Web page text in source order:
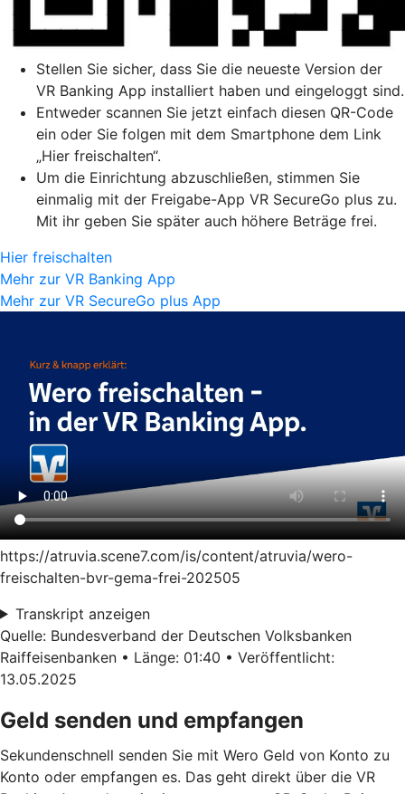
Stellen Sie sicher, dass Sie die neueste Version der
VR Banking App installiert haben und eingeloggt sind.
Entweder scannen Sie jetzt einfach diesen QR-Code
ein oder Sie folgen mit dem Smartphone dem Link
„Hier freischalten“.
Um die Einrichtung abzuschließen, stimmen Sie
einmalig mit der Freigabe-App VR SecureGo plus zu.
Mit ihr geben Sie später auch höhere Beträge frei.
Hier freischalten
Mehr zur VR Banking App
Mehr zur VR SecureGo plus App
https://atruvia.scene7.com/is/content/atruvia/wero-
freischalten-bvr-gema-frei-202505
Transkript anzeigen
Quelle: Bundesverband der Deutschen Volksbanken
Raiffeisenbanken • Länge: 01:40 • Veröffentlicht:
13.05.2025
Geld senden und empfangen
Sekundenschnell senden Sie mit Wero Geld von Konto zu
Konto oder empfangen es. Das geht direkt über die VR